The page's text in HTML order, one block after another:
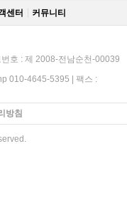
센터 커뮤니티
호 : 제 2008-전남순천-00039
010-4645-5395 | 팩스 :
방침